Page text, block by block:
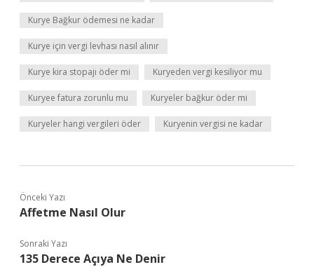
Kurye Bağkur ödemesi ne kadar
Kurye için vergi levhası nasıl alınır
Kurye kira stopajı öder mi Kuryeden vergi kesiliyor mu
Kuryee fatura zorunlu mu Kuryeler bağkur öder mi
Kuryeler hangi vergileri öder Kuryenin vergisi ne kadar
Önceki Yazı
Affetme Nasıl Olur
Sonraki Yazı
135 Derece Açıya Ne Denir